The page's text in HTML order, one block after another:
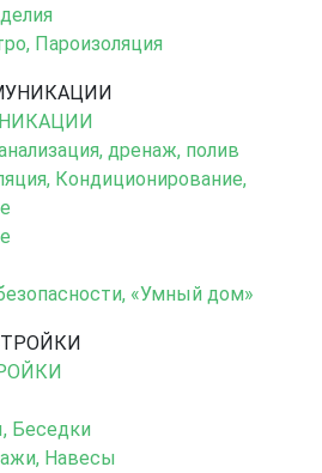
Пароизоляция
дренаж, полив
Кондиционирование,
«Умный дом»
Беседки
Навесы